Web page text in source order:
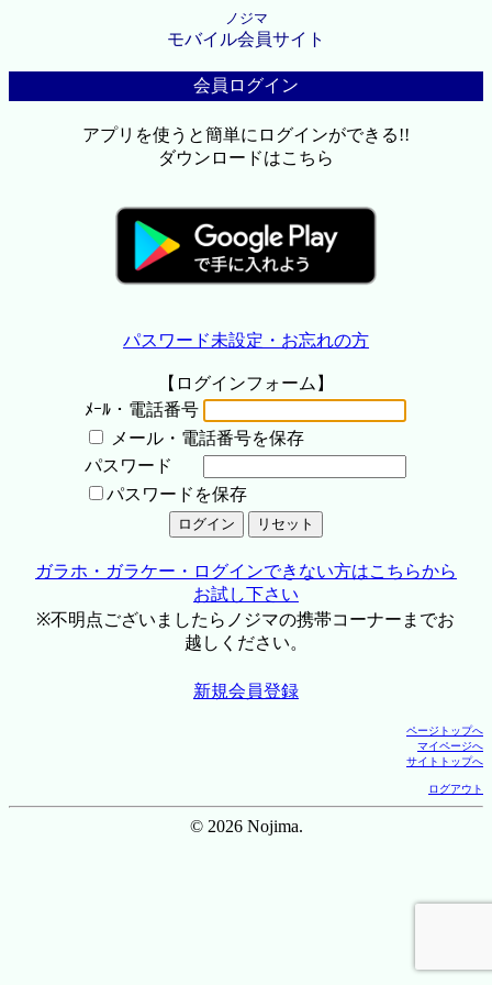
ノジマ
モバイル会員サイト
会員ログイン
アプリを使うと簡単にログインができる!!
ダウンロードはこちら
パスワード未設定・お忘れの方
【ログインフォーム】
ﾒｰﾙ・電話番号
メール・電話番号を保存
パスワード
パスワードを保存
ガラホ・ガラケー・ログインできない方はこちらから
お試し下さい
※不明点ございましたらノジマの携帯コーナーまでお
越しください。
新規会員登録
ページトップへ
マイページへ
サイトトップへ
ログアウト
© 2026 Nojima.